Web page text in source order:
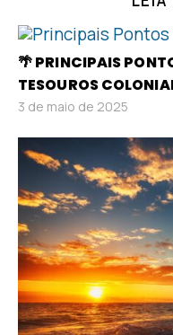
🌴 PRINCIPAIS
TESOUROS
3 de maio de 2025